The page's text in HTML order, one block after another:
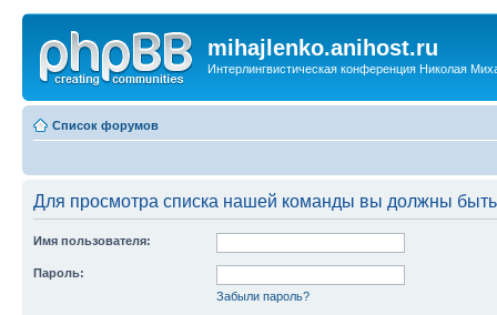
mihajlenko.anihost.ru
Интерлингвистическая конференция Николая
Список форумов
Для просмотра списка нашей команды вы должны
Имя пользователя:
Пароль:
Забыли пароль?